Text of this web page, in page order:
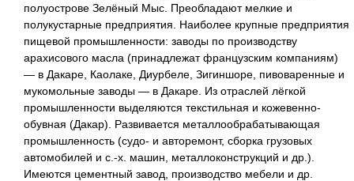
полуострове Зелёный Мыс. Преобладают мелкие и
полукустарные предприятия. Наиболее крупные предприятия
пищевой промышленности: заводы по производству
арахисового масла (принадлежат французским компаниям)
— в Дакаре, Каолаке, Диурбеле, Зигиншоре, пивоваренные и
мукомольные заводы — в Дакаре. Из отраслей лёгкой
промышленности выделяются текстильная и кожевенно-
обувная (Дакар). Развивается металлообрабатывающая
промышленность (судо- и авторемонт, сборка грузовых
автомобилей и с.-х. машин, металлоконструкций и др.).
Имеются цементный завод, производство мебели и др.